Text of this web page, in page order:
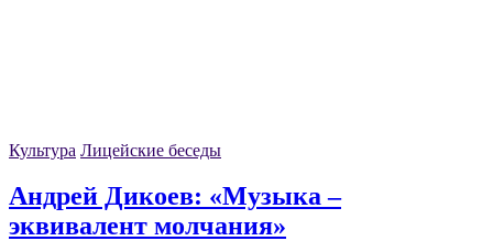
Культура Лицейские беседы
Андрей Дикоев: «Музыка –
эквивалент молчания»